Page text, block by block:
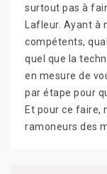
surtout pas à
Lafleur. Ayant
compétents,
quel que la
en mesure de
par étape pour
Et pour ce faire,
ramoneurs des